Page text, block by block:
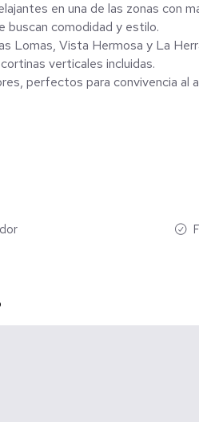
en una de las zonas con
buscan comodidad y estilo.
Lomas, Vista Hermosa y La
verticales incluidas.
perfectos para convivencia al